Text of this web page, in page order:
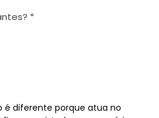
*
é diferente porque atua no